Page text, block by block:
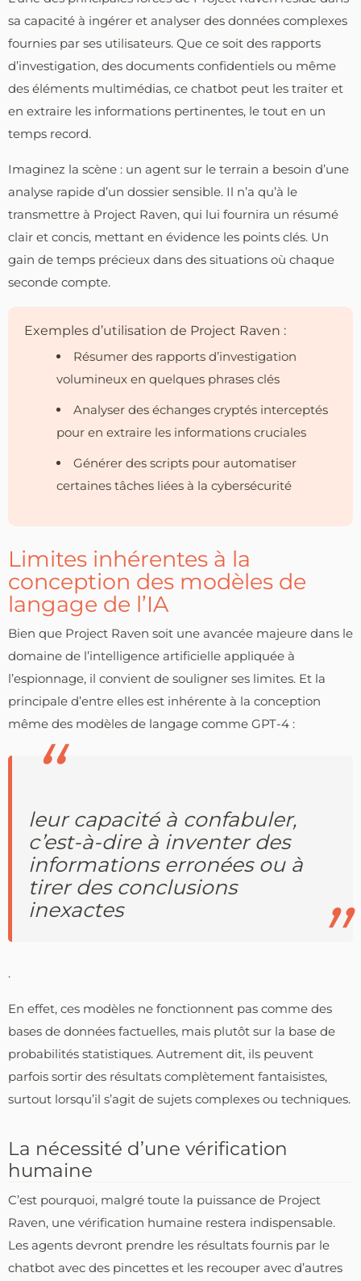
sa capacité à ingérer et analyser des données complexes
fournies par ses utilisateurs. Que ce soit des rapports
d’investigation, des documents confidentiels ou même
des éléments multimédias, ce chatbot peut les traiter et
en extraire les informations pertinentes, le tout en un
temps record.
Imaginez la scène : un agent sur le terrain a besoin d’une
analyse rapide d’un dossier sensible. Il n’a qu’à le
transmettre à Project Raven, qui lui fournira un résumé
clair et concis, mettant en évidence les points clés. Un
gain de temps précieux dans des situations où chaque
seconde compte.
Exemples d’utilisation de Project Raven :
Résumer des rapports d’investigation
volumineux en quelques phrases clés
Analyser des échanges cryptés interceptés
pour en extraire les informations cruciales
Générer des scripts pour automatiser
certaines tâches liées à la cybersécurité
Limites inhérentes à la
conception des modèles de
langage de l’IA
Bien que Project Raven soit une avancée majeure dans le
domaine de l’intelligence artificielle appliquée à
l’espionnage, il convient de souligner ses limites. Et la
principale d’entre elles est inhérente à la conception
même des modèles de langage comme GPT-4 :
leur capacité à confabuler,
c’est-à-dire à inventer des
informations erronées ou à
tirer des conclusions
inexactes
.
En effet, ces modèles ne fonctionnent pas comme des
bases de données factuelles, mais plutôt sur la base de
probabilités statistiques. Autrement dit, ils peuvent
parfois sortir des résultats complètement fantaisistes,
surtout lorsqu’il s’agit de sujets complexes ou techniques.
La nécessité d’une vérification
humaine
C’est pourquoi, malgré toute la puissance de Project
Raven, une vérification humaine restera indispensable.
Les agents devront prendre les résultats fournis par le
chatbot avec des pincettes et les recouper avec d’autres